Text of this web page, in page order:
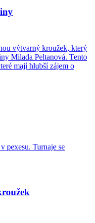
výtvarný kroužek, který
Milada Peltanová. Tento
mají hlubší zájem o
pexesu. Turnaje se